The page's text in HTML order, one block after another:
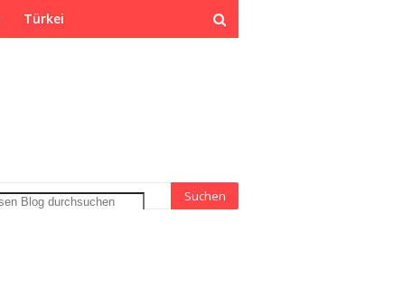
Türkei